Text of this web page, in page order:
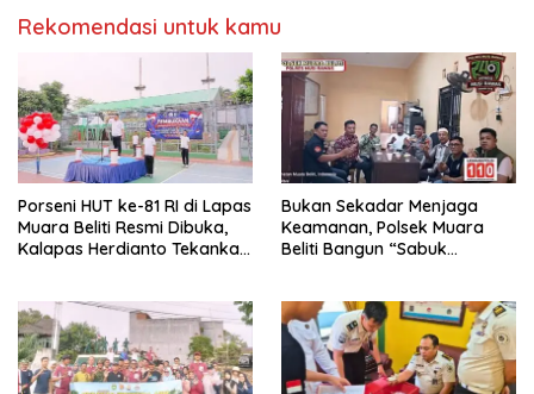
Rekomendasi untuk kamu
Porseni HUT ke-81 RI di Lapas
Muara Beliti Resmi Dibuka,
Kalapas Herdianto Tekankan
Bukan Sekadar Menjaga
Keamanan, Polsek Muara
Beliti Bangun “Sabuk